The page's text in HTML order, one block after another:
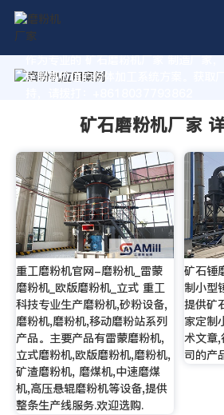
作为专业的 矿石磨粉机厂家 制造厂家
定制高价值的粉体加工系统方案。获取
矿石磨粉机厂家
重工磨粉机官网-磨粉机_雷蒙
磨粉机_欧版磨粉机_立式 重工
科技专业生产磨粉机,砂粉设备,
磨粉机,磨粉机,移动磨粉站系列
产品。主要产品有雷蒙磨粉机,
立式磨粉机,欧版磨粉机,磨粉机,
矿渣磨粉机, 磨煤机,中速磨煤
机,高压悬辊磨粉机等设备,提供
整条生产线服务.欢迎选购.
矿石锤
制小型
提供矿
家定制
术文章
司的产